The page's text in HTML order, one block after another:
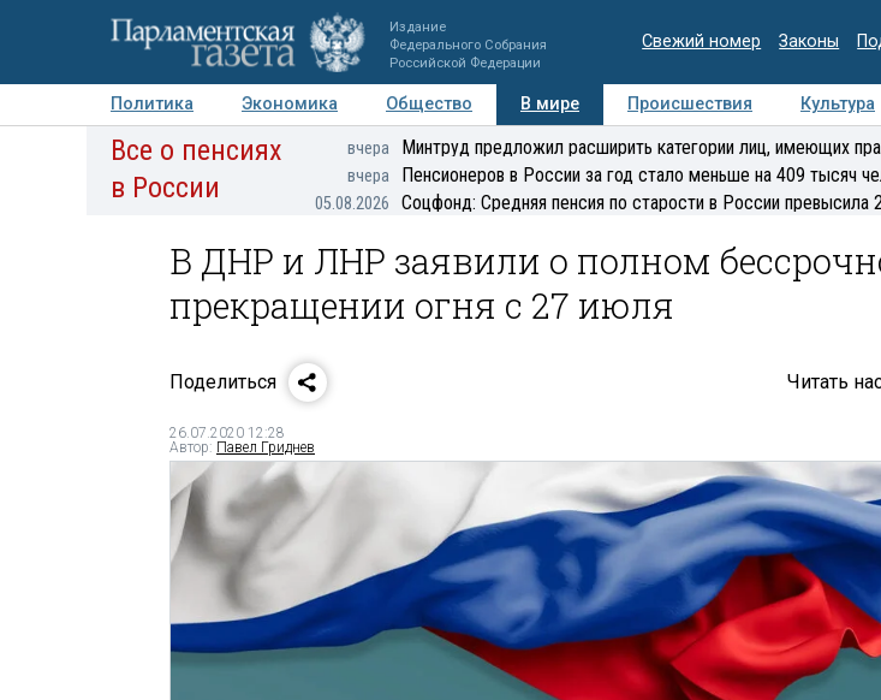
Издание
Федерального Собрания
Российской Федерации
Свежий номер Законы
Политика Экономика Общество В мире Происшествия Культура
Авторы Персоны Мнения Регионы Медиацентр Интервью
Все о пенсиях
в России
вчера Минтруд предложил расширить категории лиц, имеющих
вчера Пенсионеров в России за год стало меньше на 409 тысяч
05.08.2026 Соцфонд: Средняя пенсия по старости в России превысила
В ДНР и ЛНР заявили о полном
прекращении огня с 27 июля
Поделиться Читать
26.07.2020 12:28
Автор: Павел Гриднев